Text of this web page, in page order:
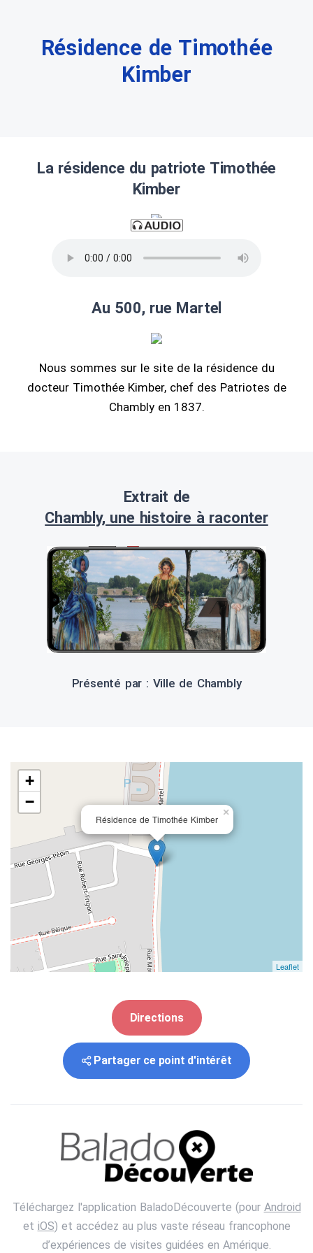
Résidence de Timothée
Kimber
La résidence du patriote Timothée
Kimber
Au 500, rue Martel
Nous sommes sur le site de la résidence du
docteur Timothée Kimber, chef des Patriotes de
Chambly en 1837.
Extrait de
Chambly, une histoire à raconter
Présenté par : Ville de Chambly
Résidence de Timothée Kimber
×
+
−
Leaflet
Directions
Partager ce point d'intérêt
Téléchargez l'application BaladoDécouverte (pour Android
et iOS) et accédez au plus vaste réseau francophone
d’expériences de visites guidées en Amérique.